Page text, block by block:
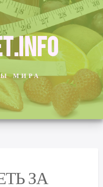
МИРА
ЗА